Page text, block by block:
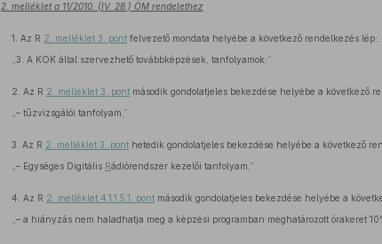
2. melléklet a 11/2010. (IV. 28.) ÖM rendelethez
1. Az R 2. melléklet 3. pontfelvezető mondata helyébe a következő rendelkezés lép:
„3. A KOK által szervezhető továbbképzések, tanfolyamok:”
2. Az R 2. melléklet 3. pontmásodik gondolatjeles bekezdése helyébe a következő
„– tűzvizsgálói tanfolyam,”
3. Az R 2. melléklet 3. ponthetedik gondolatjeles bekezdése helyébe a következő
„– Egységes Digitális Rádiórendszer kezelői tanfolyam,”
4. Az R 2. melléklet 4.1.1.5.1. pontmásodik gondolatjeles bekezdése helyébe a
„– a hiányzás nem haladhatja meg a képzési programban meghatározott órakeret